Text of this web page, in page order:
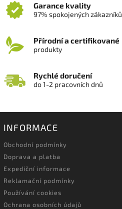
Garance kvality
97% spokojených zákazníků
Přírodní a certifikované
produkty
Rychlé doručení
do 1-2 pracovních dnů
INFORMACE
Obchodní podmínky
Doprava a platba
Expediční informace
Reklamační podmínky
Používání cookies
Ochrana osobních údajů